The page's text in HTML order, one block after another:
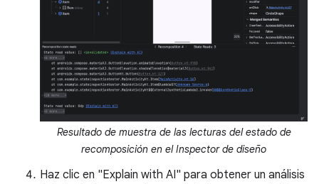
Resultado de muestra de las lecturas del estado de
recomposición en el Inspector de diseño
Haz clic en "Explain with AI" para obtener un análisis